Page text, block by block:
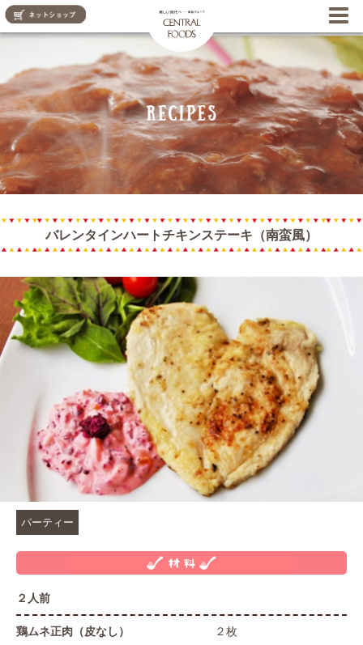
バレンタインハートチキンステーキ（南蛮風）
パーティー
２人前
鶏ムネ正肉（皮なし） ２枚